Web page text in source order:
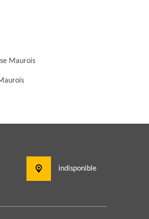
Maurois
indisponible